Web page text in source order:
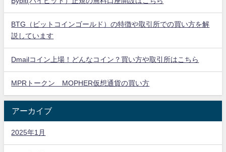
BTG（ビットコインゴールド）の特徴や取引所での買い方を解
説しています
Dmailコイン上場！どんなコイン？買い方や取引所はこちら
MPRトークン MOPHER仮想通貨の買い方
アーカイブ
2025年1月